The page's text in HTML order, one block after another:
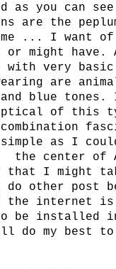
as you can see
are the
me ... I want of
or might have.
with very
are
blue tones.
of this
as I
the center of
that I might
do other post
the internet
be installed in
do my best to